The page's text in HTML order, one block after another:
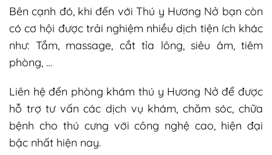
Bên cạnh đó, khi đến với Thú y Hương Nở bạn còn
có cơ hội được trải nghiệm nhiều dịch tiện ích khác
như: Tắm, massage, cắt tỉa lông, siêu âm, tiêm
phòng, …
Liên hệ đến phòng khám thú y Hương Nở để được
hỗ trợ tư vấn các dịch vụ khám, chăm sóc, chữa
bệnh cho thú cưng với công nghệ cao, hiện đại
bậc nhất hiện nay.